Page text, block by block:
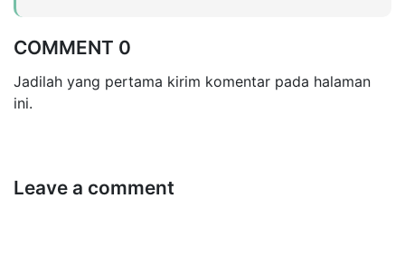
COMMENT 0
Jadilah yang pertama kirim komentar pada halaman
ini.
Leave a comment